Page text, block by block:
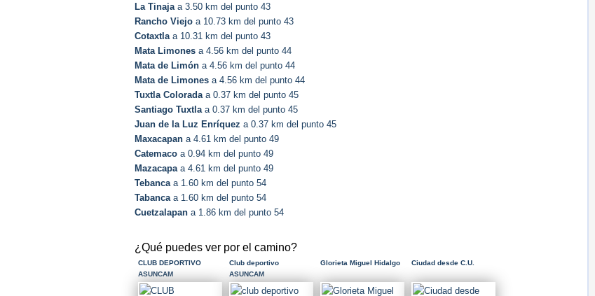
La Tinajaa 3.50 km del punto 43
Rancho Viejo a 10.73 km del punto 43
Cotaxtlaa 10.31 km del punto 43
Mata Limones a 4.56 km del punto 44
Mata de Limón a 4.56 km del punto 44
Mata de Limones a 4.56 km del punto 44
Tuxtla Coloradaa 0.37 km del punto 45
Santiago Tuxtlaa 0.37 km del punto 45
Juan de la Luz Enríquez a 0.37 km del punto 45
Maxacapan a 4.61 km del punto 49
Catemaco a 0.94 km del punto 49
Mazacapaa 4.61 km del punto 49
Tebancaa 1.60 km del punto 54
Tabancaa 1.60 km del punto 54
Cuetzalapan a 1.86 km del punto 54
¿Qué puedes ver por el camino?
CLUB DEPORTIVO
ASUNCAM
Club deportivo
ASUNCAM
Glorieta Miguel Hidalgo Ciudad desde C.U.